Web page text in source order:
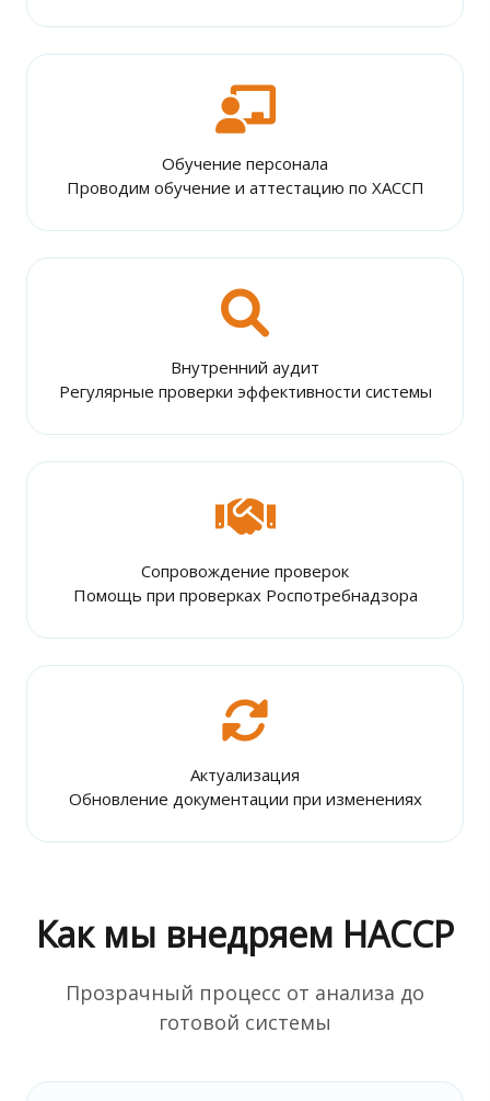
Обучение персонала
Проводим обучение и аттестацию по ХАССП
Внутренний аудит
Регулярные проверки эффективности системы
Сопровождение проверок
Помощь при проверках Роспотребнадзора
Актуализация
Обновление документации при изменениях
Как мы внедряем HACCP
Прозрачный процесс от анализа до
готовой системы